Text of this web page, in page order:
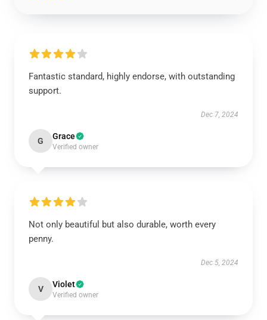
Fantastic standard, highly endorse, with outstanding
support.
Dec 7, 2024
G Grace
Verified owner
Not only beautiful but also durable, worth every
penny.
Dec 5, 2024
V Violet
Verified owner